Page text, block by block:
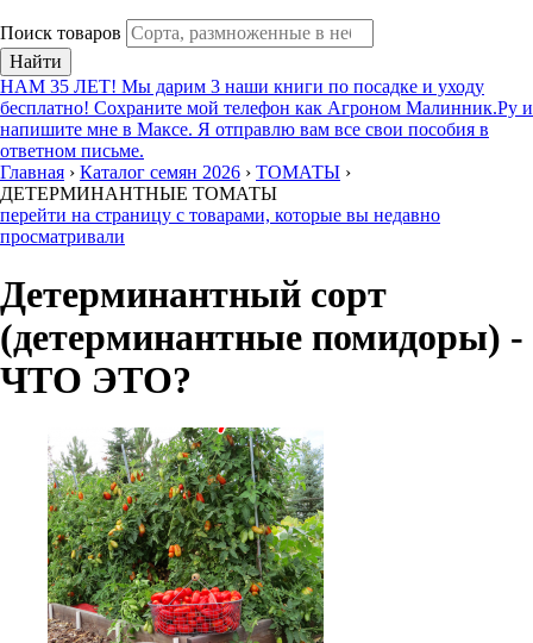
Поиск товаров
Найти
НАМ 35 ЛЕТ! Мы дарим 3 наши книги по посадке и уходу
бесплатно! Сохраните мой телефон как Агроном Малинник.Ру и
напишите мне в Максе. Я отправлю вам все свои пособия в
ответном письме.
Главная › Каталог семян 2026 › ТОМАТЫ ›
ДЕТЕРМИНАНТНЫЕ ТОМАТЫ
перейти на страницу с товарами, которые вы недавно
просматривали
Детерминантный сорт
(детерминантные помидоры) -
ЧТО ЭТО?